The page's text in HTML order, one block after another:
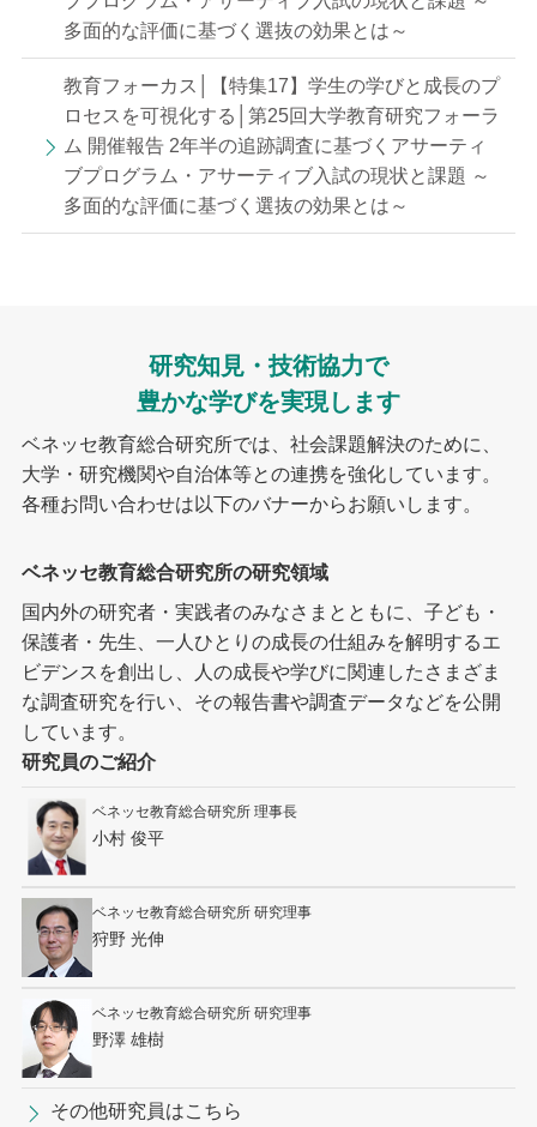
多面的な評価に基づく選抜の効果とは～
教育フォーカス│【特集17】学生の学びと成長のプ
ロセスを可視化する│第25回大学教育研究フォーラ
ム 開催報告 2年半の追跡調査に基づくアサーティ
ブプログラム・アサーティブ入試の現状と課題 ～
多面的な評価に基づく選抜の効果とは～
研究知見・技術協力で
豊かな学びを実現します
ベネッセ教育総合研究所では、社会課題解決のために、
大学・研究機関や自治体等との連携を強化しています。
各種お問い合わせは以下のバナーからお願いします。
ベネッセ教育総合研究所の研究領域
国内外の研究者・実践者のみなさまとともに、子ども・
保護者・先生、一人ひとりの成長の仕組みを解明するエ
ビデンスを創出し、人の成長や学びに関連したさまざま
な調査研究を行い、その報告書や調査データなどを公開
しています。
研究員のご紹介
ベネッセ教育総合研究所 理事長
小村 俊平
ベネッセ教育総合研究所 研究理事
狩野 光伸
ベネッセ教育総合研究所 研究理事
野澤 雄樹
その他研究員はこちら